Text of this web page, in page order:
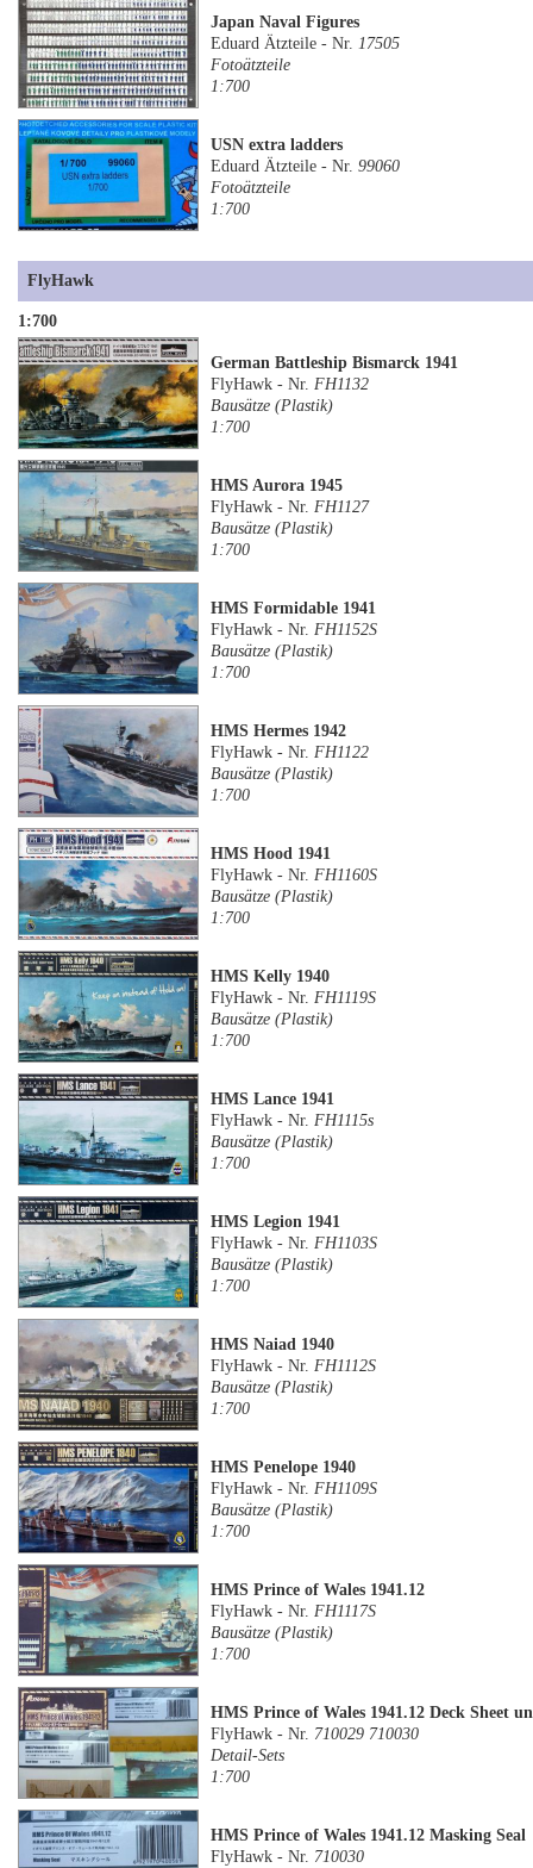
Japan Naval Figures
Eduard Ätzteile - Nr.17505
Fotoätzteile
1:700
USN extra ladders
Eduard Ätzteile - Nr.99060
Fotoätzteile
1:700
FlyHawk
1:700
German Battleship Bismarck 1941
FlyHawk - Nr.FH1132
Bausätze (Plastik)
1:700
HMS Aurora 1945
FlyHawk - Nr.FH1127
Bausätze (Plastik)
1:700
HMS Formidable 1941
FlyHawk - Nr.FH1152S
Bausätze (Plastik)
1:700
HMS Hermes 1942
FlyHawk - Nr.FH1122
Bausätze (Plastik)
1:700
HMS Hood 1941
FlyHawk - Nr.FH1160S
Bausätze (Plastik)
1:700
HMS Kelly 1940
FlyHawk - Nr.FH1119S
Bausätze (Plastik)
1:700
HMS Lance 1941
FlyHawk - Nr.FH1115s
Bausätze (Plastik)
1:700
HMS Legion 1941
FlyHawk - Nr.FH1103S
Bausätze (Plastik)
1:700
HMS Naiad 1940
FlyHawk - Nr.FH1112S
Bausätze (Plastik)
1:700
HMS Penelope 1940
FlyHawk - Nr.FH1109S
Bausätze (Plastik)
1:700
HMS Prince of Wales 1941.12
FlyHawk - Nr.FH1117S
Bausätze (Plastik)
1:700
HMS Prince of Wales 1941.12 Deck Sheet
FlyHawk - Nr. 710029 710030
Detail-Sets
1:700
HMS Prince of Wales 1941.12 Masking Seal
FlyHawk - Nr. 710030